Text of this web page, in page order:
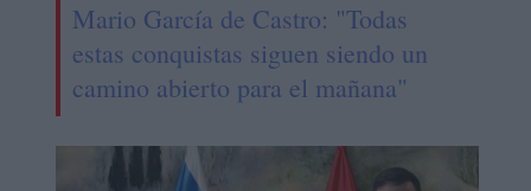
Mario García de Castro: "Todas
estas conquistas siguen siendo un
camino abierto para el mañana"